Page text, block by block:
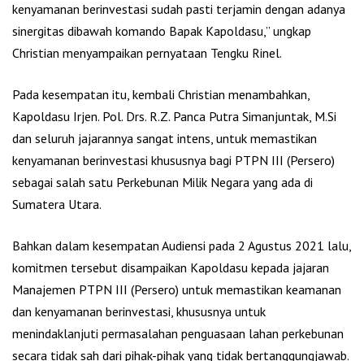
kenyamanan berinvestasi sudah pasti terjamin dengan adanya
sinergitas dibawah komando Bapak Kapoldasu,” ungkap
Christian menyampaikan pernyataan Tengku Rinel.
Pada kesempatan itu, kembali Christian menambahkan,
Kapoldasu Irjen. Pol. Drs. R.Z. Panca Putra Simanjuntak, M.Si
dan seluruh jajarannya sangat intens, untuk memastikan
kenyamanan berinvestasi khususnya bagi PTPN III (Persero)
sebagai salah satu Perkebunan Milik Negara yang ada di
Sumatera Utara.
Bahkan dalam kesempatan Audiensi pada 2 Agustus 2021 lalu,
komitmen tersebut disampaikan Kapoldasu kepada jajaran
Manajemen PTPN III (Persero) untuk memastikan keamanan
dan kenyamanan berinvestasi, khususnya untuk
menindaklanjuti permasalahan penguasaan lahan perkebunan
secara tidak sah dari pihak-pihak yang tidak bertanggungjawab.